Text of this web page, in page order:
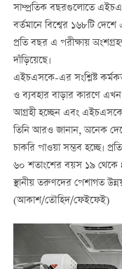
সাম্প্রতিক বছরগুলোতে
বর্তমানে বিশ্বের ১৬৮টি
প্রতি বছর এ পরীক্ষায়
দাঁড়িয়েছে।
এইচএসকে-এর সংশ্লিষ্ট
ও ব্যবহার বাড়ার কারণে এখন
আগ্রহী হচ্ছেন এবং এইচএসকে
তিনি আরও জানান, অনেক
চাকরি পাওয়া সম্ভব হচ্ছে।
৬০ শতাংশের বয়স ১৯ থেকে
স্থানীয় তরুণদের পেশাগত
(আকাশ/তৌহিদ/ফেইফেই)